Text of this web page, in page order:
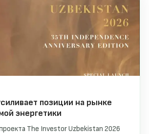
и реализации совместных
позиции на рынке
энергетики
The Investor Uzbekistan 2026